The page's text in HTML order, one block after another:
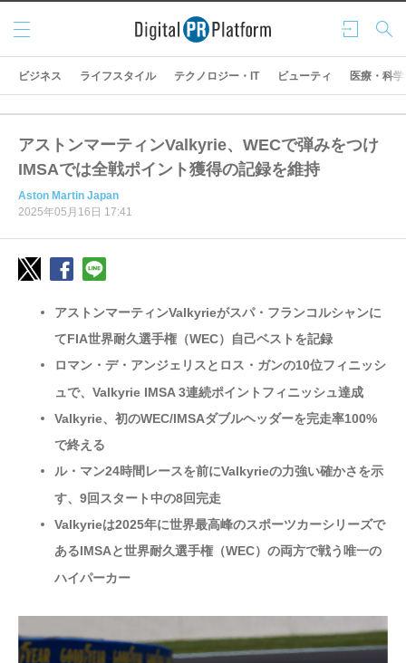
ログ
イン
検索
メニ
ュー
ビジネス ライフスタイル テクノロジー・IT ビューティ 医療・科学
アストンマーティンValkyrie、WECで弾みをつけ
IMSAでは全戦ポイント獲得の記録を維持
Aston Martin Japan
2025年05月16日 17:41
アストンマーティンValkyrieがスパ・フランコルシャンに
てFIA世界耐久選手権（WEC）自己ベストを記録
ロマン・デ・アンジェリスとロス・ガンの10位フィニッシ
ュで、Valkyrie IMSA 3連続ポイントフィニッシュ達成
Valkyrie、初のWEC/IMSAダブルヘッダーを完走率100%
で終える
ル・マン24時間レースを前にValkyrieの力強い確かさを示
す、9回スタート中の8回完走
Valkyrieは2025年に世界最高峰のスポーツカーシリーズで
あるIMSAと世界耐久選手権（WEC）の両方で戦う唯一の
ハイパーカー